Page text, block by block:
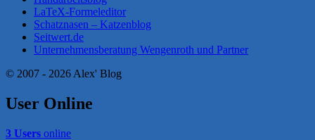
LaTeX-Formeleditor
Schatznasen – Katzenblog
Seitwert.de
Unternehmensberatung Wengenroth und Partner
© 2007 - 2026 Alex' Blog
User Online
3 Users online